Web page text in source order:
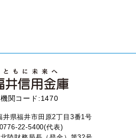
関コード:1470
県福井市田原2丁目3番1号
0776-22-5400(代表)